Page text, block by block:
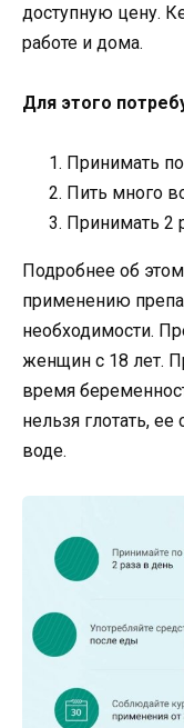
доступную цену.
работе и дома.
Для этого
Принимать
Пить много
Принимать 2
Подробнее об
применению
необходимости.
женщин с 18 лет.
время
нельзя глотать,
воде.